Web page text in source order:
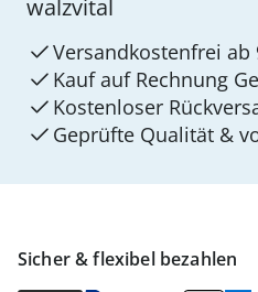
Sicher & flexibel bezahlen
walzvital
Versandkostenfrei ab
Kauf auf Rechnung
Kostenloser
Geprüfte Qualität &